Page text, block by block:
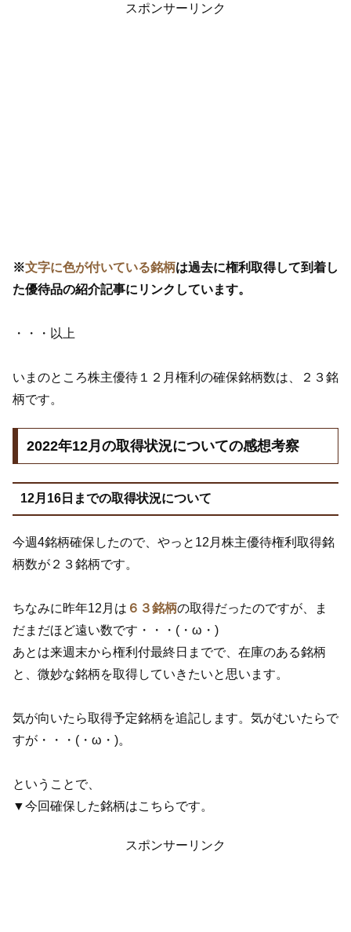
スポンサーリンク
※文字に色が付いている銘柄は過去に権利取得して到着し
た優待品の紹介記事にリンクしています。
・・・以上
いまのところ株主優待１２月権利の確保銘柄数は、２３銘
柄です。
2022年12月の取得状況についての感想考察
12月16日までの取得状況について
今週4銘柄確保したので、やっと12月株主優待権利取得銘
柄数が２３銘柄です。
ちなみに昨年12月は ６３銘柄の取得だったのですが、ま
だまだほど遠い数です・・・(・ω・)
あとは来週末から権利付最終日までで、在庫のある銘柄
と、微妙な銘柄を取得していきたいと思います。
気が向いたら取得予定銘柄を追記します。気がむいたらで
すが・・・(・ω・)。
ということで、
▼今回確保した銘柄はこちらです。
スポンサーリンク